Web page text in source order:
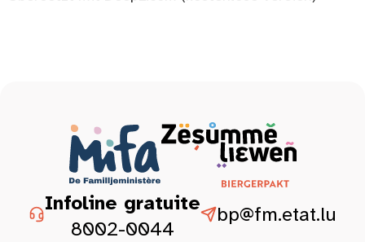
Infoline gratuite
8002-0044
bp@fm.etat.lu